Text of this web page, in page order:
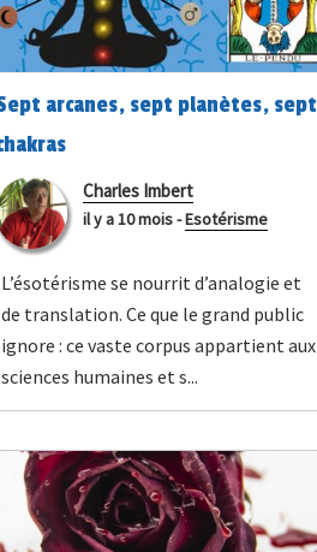
arcanes, sept planètes, sept
Charles Imbert
il y a 10 mois-Esotérisme
L’ésotérisme se nourrit d’analogie et
de translation. Ce que le grand public
ignore : ce vaste corpus appartient aux
sciences humaines et s...